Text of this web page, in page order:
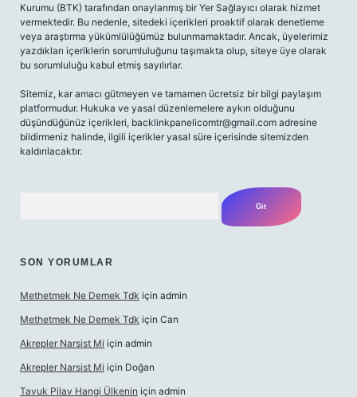
Kurumu (BTK) tarafından onaylanmış bir Yer Sağlayıcı olarak hizmet
vermektedir. Bu nedenle, sitedeki içerikleri proaktif olarak denetleme
veya araştırma yükümlülüğümüz bulunmamaktadır. Ancak, üyelerimiz
yazdıkları içeriklerin sorumluluğunu taşımakta olup, siteye üye olarak
bu sorumluluğu kabul etmiş sayılırlar.
Sitemiz, kar amacı gütmeyen ve tamamen ücretsiz bir bilgi paylaşım
platformudur. Hukuka ve yasal düzenlemelere aykırı olduğunu
düşündüğünüz içerikleri, backlinkpanelicomtr@gmail.com adresine
bildirmeniz halinde, ilgili içerikler yasal süre içerisinde sitemizden
kaldırılacaktır.
SON YORUMLAR
Methetmek Ne Demek Tdk için admin
Methetmek Ne Demek Tdk için Can
Akrepler Narsist Mi için admin
Akrepler Narsist Mi için Doğan
Tavuk Pilav Hangi Ülkenin için admin